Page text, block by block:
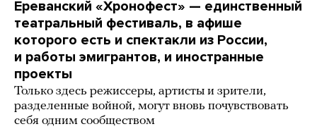
Ереванский «Хронофест» — единственный
театральный фестиваль, в афише
которого есть и спектакли из России,
и работы эмигрантов, и иностранные
проекты
Только здесь режиссеры, артисты и зрители,
разделенные войной, могут вновь почувствовать
себя одним сообществом